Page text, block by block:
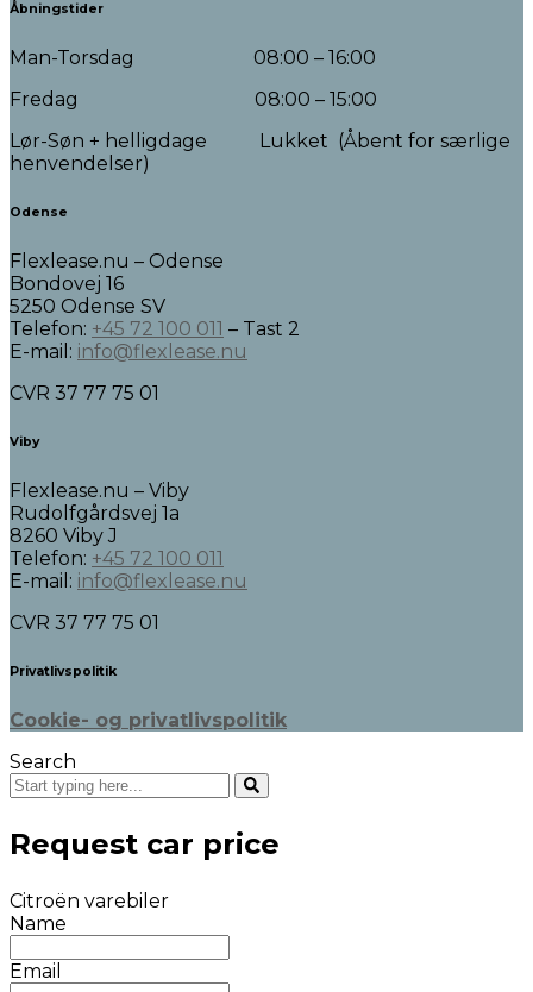
Åbningstider
Man-Torsdag 08:00 – 16:00
Fredag 08:00 – 15:00
Lør-Søn + helligdage Lukket (Åbent for særlige
henvendelser)
Odense
Flexlease.nu – Odense
Bondovej 16
5250 Odense SV
Telefon: +45 72 100 011 – Tast 2
E-mail: info@flexlease.nu
CVR 37 77 75 01
Viby
Flexlease.nu – Viby
Rudolfgårdsvej 1a
8260 Viby J
Telefon: +45 72 100 011
E-mail: info@flexlease.nu
CVR 37 77 75 01
Privatlivspolitik
Cookie- og privatlivspolitik
Search
Request car price
Citroën varebiler
Name
Email